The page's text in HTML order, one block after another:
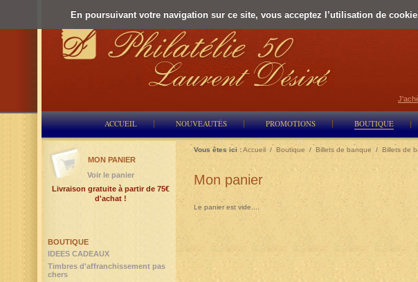
En poursuivant votre navigation sur ce site, vous acceptez l’utilisation de
ACCUEIL NOUVEAUTÉS PROMOTIONS BOUTIQUE
Vous êtes ici :Accueil / Boutique / Billets de banque / Billets de
Mon panier
Le panier est vide....
BOUTIQUE
IDEES CADEAUX
Timbres d'affranchissement pas
chers
MON PANIER
Voir le panier
Livraison gratuite à partir de 75€
d'achat !